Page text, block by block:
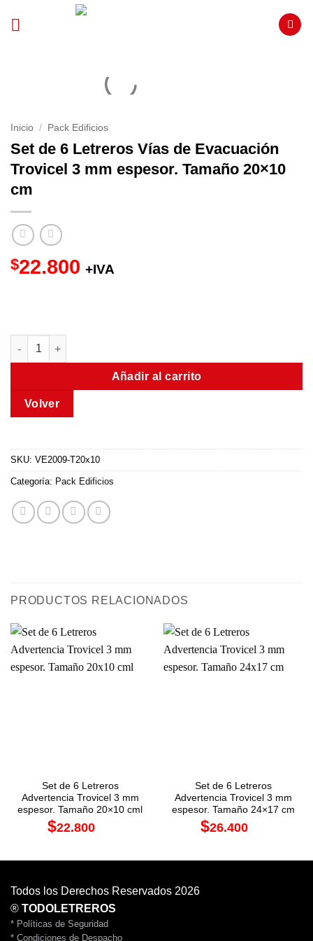
Inicio / Pack Edificios
Set de 6 Letreros Vías de Evacuación
Trovicel 3 mm espesor. Tamaño 20×10
cm
$22.800 +IVA
Set de 6 Letreros Vías de Evacuación Trovicel 3 mm espesor.
Añadir al carrito
SKU: VE2009-T20x10
Categoría: Pack Edificios
PRODUCTOS RELACIONADOS
Set de 6 Letreros
Advertencia Trovicel 3 mm
espesor. Tamaño 20×10 cml
$22.800
Set de 6 Letreros
Advertencia Trovicel 3 mm
espesor. Tamaño 24×17 cm
$26.400
Todos los Derechos Reservados 2026
® TODOLETREROS
* Políticas de Seguridad
* Condiciones de Despacho